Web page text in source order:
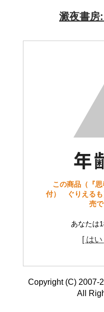
澱夜書
この商品（『
付） ぐりえるも
売で
あなたは
[ はい
Copyright (C) 2007-
All